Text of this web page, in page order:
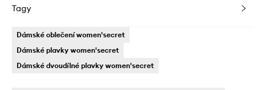
Tagy
Dámské oblečení women'secret
Dámské plavky women'secret
Dámské dvoudílné plavky women'secret